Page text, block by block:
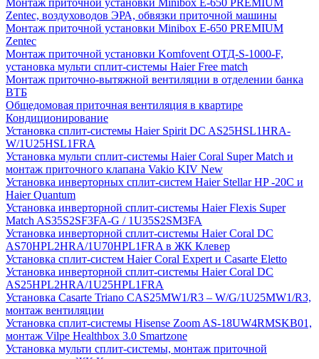
Монтаж приточной установки Minibox E-650 PREMIUM
Zentec, воздуховодов ЭРА, обвязки приточной машины
Монтаж приточной установки Minibox E-650 PREMIUM
Zentec
Монтаж приточной установки Komfovent ОТД-S-1000-F,
установка мульти сплит-системы Haier Free match
Монтаж приточно-вытяжной вентиляции в отделении банка
ВТБ
Общедомовая приточная вентиляция в квартире
Кондиционирование
Установка сплит-системы Haier Spirit DC AS25HSL1HRA-
W/1U25HSL1FRA
Установка мульти сплит-системы Haier Coral Super Match и
монтаж приточного клапана Vakio KIV New
Установка инверторных сплит-систем Haier Stellar HP -20С и
Haier Quantum
Установка инверторной сплит-системы Haier Flexis Super
Match AS35S2SF3FA-G / 1U35S2SM3FA
Установка инверторной сплит-системы Haier Coral DC
AS70HPL2HRA/1U70HPL1FRA в ЖК Клевер
Установка сплит-систем Haier Coral Expert и Casarte Eletto
Установка инверторной сплит-системы Haier Coral DC
AS25HPL2HRA/1U25HPL1FRA
Установка Casarte Triano CAS25MW1/R3 – W/G/1U25MW1/R3,
монтаж вентиляции
Установка сплит-системы Hisense Zoom AS-18UW4RMSKB01,
монтаж Vilpe Healthbox 3.0 Smartzone
Установка мульти сплит-системы, монтаж приточной